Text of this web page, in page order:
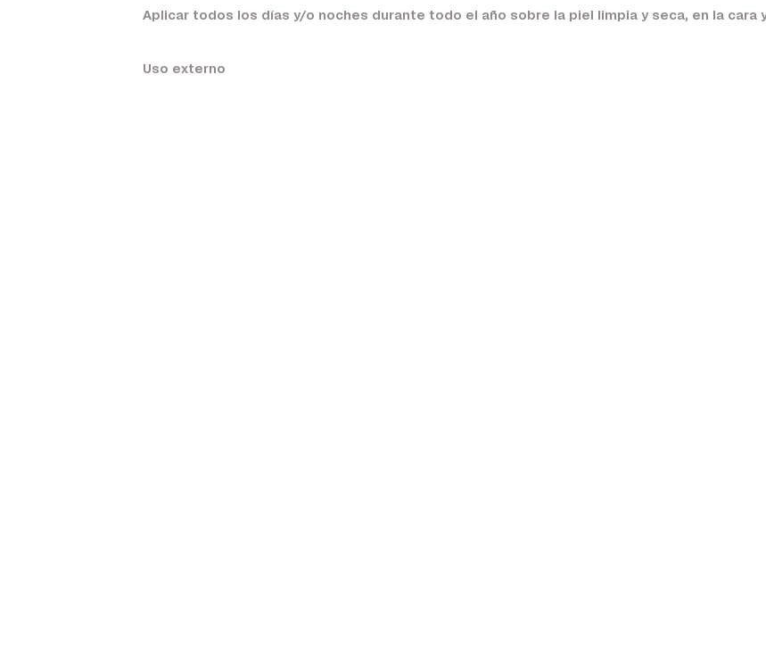
Aplicar todos los días y/o noches durante todo el año sobre la piel limpia y seca, en la cara
Uso externo